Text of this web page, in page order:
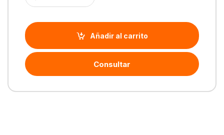
Añadir al carrito
Consultar